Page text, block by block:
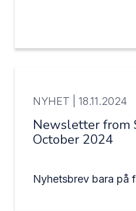
NYHET | 18.11.2024
Newsletter from
October 2024
Nyhetsbrev bara på